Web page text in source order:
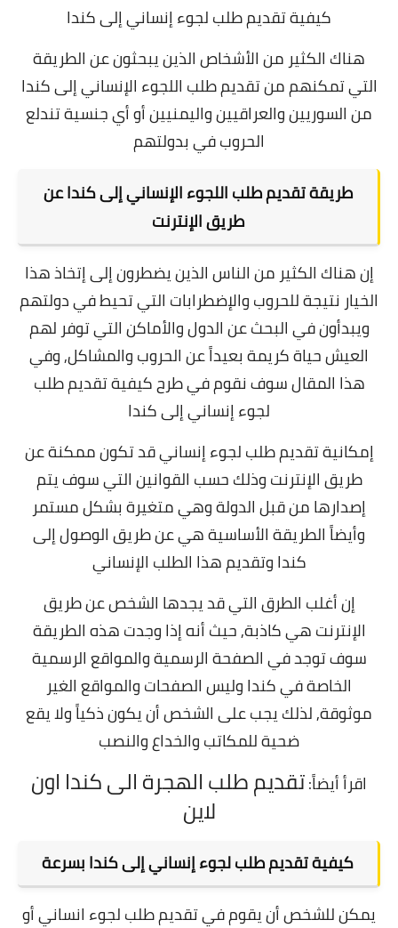
كيفية تقديم طلب لجوء إنساني إلى كندا
هناك الكثير من الأشخاص الذين يبحثون عن الطريقة
التي تمكنهم من تقديم طلب اللجوء الإنساني إلى كندا
من السوريين والعراقيين واليمنيين أو أي جنسية تندلع
الحروب في بدولتهم
طريقة تقديم طلب اللجوء الإنساني إلى كندا عن
طريق الإنترنت
إن هناك الكثير من الناس الذين يضطرون إلى إتخاذ هذا
الخيار نتيجة للحروب والإضطرابات التي تحيط في دولتهم
ويبدأون في البحث عن الدول والأماكن التي توفر لهم
العيش حياة كريمة بعيداً عن الحروب والمشاكل, وفي
هذا المقال سوف نقوم في طرح كيفية تقديم طلب
لجوء إنساني إلى كندا
إمكانية تقديم طلب لجوء إنساني قد تكون ممكنة عن
طريق الإنترنت وذلك حسب القوانين التي سوف يتم
إصدارها من قبل الدولة وهي متغيرة بشكل مستمر
وأيضاً الطريقة الأساسية هي عن طريق الوصول إلى
كندا وتقديم هذا الطلب الإنساني
إن أغلب الطرق التي قد يجدها الشخص عن طريق
الإنترنت هي كاذبة,حيث أنه إذا وجدت هذه الطريقة
سوف توجد في الصفحة الرسمية والمواقع الرسمية
الخاصة في كندا وليس الصفحات والمواقع الغير
موثوقة,لذلك يجب على الشخص أن يكون ذكياً ولا يقع
ضحية للمكاتب والخداع والنصب
اقرأ أيضاً:تقديم طلب الهجرة الى كندا اون
لاين
كيفية تقديم طلب لجوء إنساني إلى كندا بسرعة
يمكن للشخص أن يقوم في تقديم طلب لجوء انساني أو